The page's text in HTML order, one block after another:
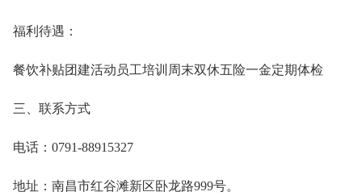
福利待遇：
餐饮补贴团建活动员工培训周末双休五险一金定期体检
三、联系方式
电话：0791-88915327
地址：南昌市红谷滩新区卧龙路999号。